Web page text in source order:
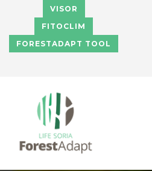
Pasar al contenido principal
VISOR
FITOCLIM
FORESTADAPT TOOL